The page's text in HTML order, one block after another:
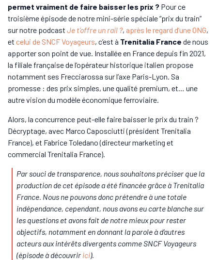
permet vraiment de faire baisser les prix ? Pour ce
troisième épisode de notre mini-série spéciale “prix du train”
sur notre podcast Je t’offre un rail ?, après le regard d’une ONG,
et celui de SNCF Voyageurs, c’est à Trenitalia France de nous
apporter son point de vue. Installée en France depuis fin 2021,
la filiale française de l’opérateur historique italien propose
notamment ses Frecciarossa sur l’axe Paris-Lyon. Sa
promesse : des prix simples, une qualité premium, et… une
autre vision du modèle économique ferroviaire.
Alors, la concurrence peut-elle faire baisser le prix du train ?
Décryptage, avec Marco Caposciutti (président Trenitalia
France), et Fabrice Toledano (directeur marketing et
commercial Trenitalia France).
Par souci de transparence, nous souhaitons préciser que la
production de cet épisode a été financée grâce à Trenitalia
France. Nous ne pouvons donc prétendre à une totale
indépendance, cependant, nous avons eu carte blanche sur
les questions et avons fait de notre mieux pour rester
objectifs, notamment en donnant la parole à d’autres
acteurs aux intérêts divergents comme SNCF Voyageurs
(épisode à découvrir ici).